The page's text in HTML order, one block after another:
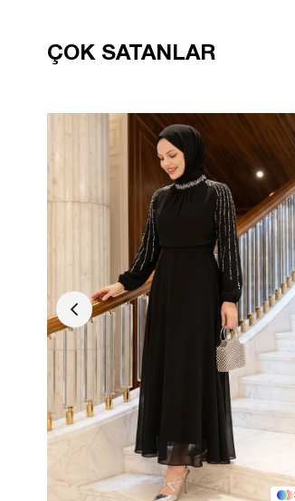
ÇOK SATANLAR